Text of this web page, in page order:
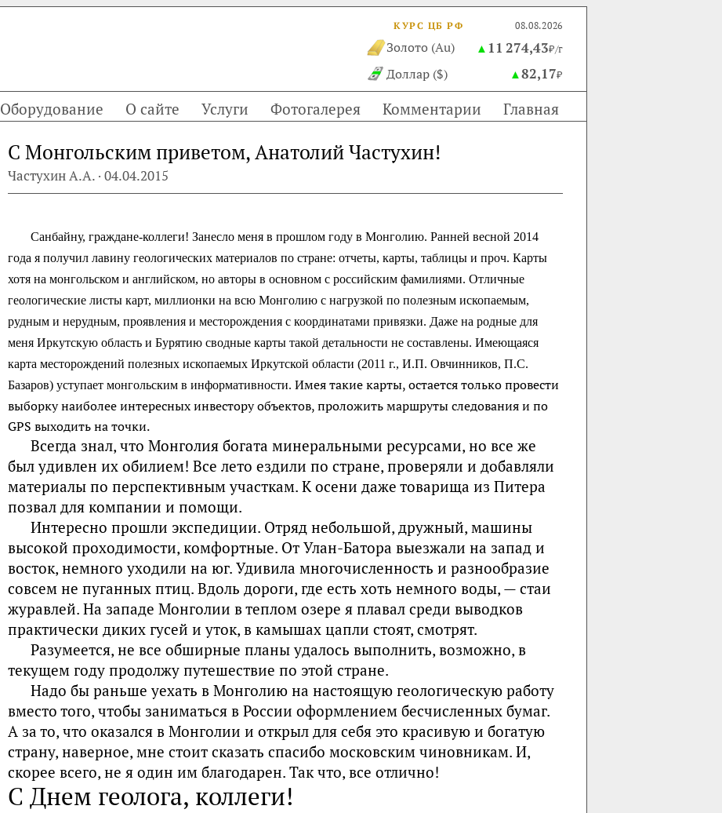
КУРС ЦБ РФ 08.08.2026
Золото (Au) ▲ 11 274,43₽/г
Доллар ($) ▲82,17₽
Оборудование О сайте Услуги Фотогалерея Комментарии Главная
С Монгольским приветом, Анатолий Частухин!
Частухин А.А. · 04.04.2015
Санбайну, граждане-коллеги! Занесло меня в прошлом году в Монголию. Ранней весной 2014
года я получил лавину геологических материалов по стране: отчеты, карты, таблицы и проч. Карты
хотя на монгольском и английском, но авторы в основном с российским фамилиями. Отличные
геологические листы карт, миллионки на всю Монголию с нагрузкой по полезным ископаемым,
рудным и нерудным, проявления и месторождения с координатами привязки. Даже на родные для
меня Иркутскую область и Бурятию сводные карты такой детальности не составлены. Имеющаяся
карта месторождений полезных ископаемых Иркутской области (2011 г., И.П. Овчинников, П.С.
Базаров) уступает монгольским в информативности. Имея такие карты, остается только провести
выборку наиболее интересных инвестору объектов, проложить маршруты следования и по
GPS выходить на точки.
Всегда знал, что Монголия богата минеральными ресурсами, но все же
был удивлен их обилием! Все лето ездили по стране, проверяли и добавляли
материалы по перспективным участкам. К осени даже товарища из Питера
позвал для компании и помощи.
Интересно прошли экспедиции. Отряд небольшой, дружный, машины
высокой проходимости, комфортные. От Улан-Батора выезжали на запад и
восток, немного уходили на юг. Удивила многочисленность и разнообразие
совсем не пуганных птиц. Вдоль дороги, где есть хоть немного воды, — стаи
журавлей. На западе Монголии в теплом озере я плавал среди выводков
практически диких гусей и уток, в камышах цапли стоят, смотрят.
Разумеется, не все обширные планы удалось выполнить, возможно, в
текущем году продолжу путешествие по этой стране.
Надо бы раньше уехать в Монголию на настоящую геологическую работу
вместо того, чтобы заниматься в России оформлением бесчисленных бумаг.
А за то, что оказался в Монголии и открыл для себя это красивую и богатую
страну, наверное, мне стоит сказать спасибо московским чиновникам. И,
скорее всего, не я один им благодарен. Так что, все отлично!
С Днем геолога, коллеги!